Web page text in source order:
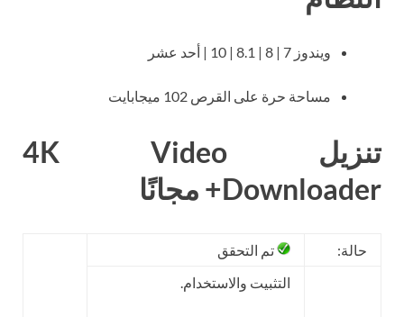
ويندوز 7 | 8 | 8.1 | 10 | أحد عشر
مساحة حرة على القرص 102 ميجابايت
تنزيل 4K Video
Downloader+ مجانًا
حالة: تم التحقق
التثبيت والاستخدام.